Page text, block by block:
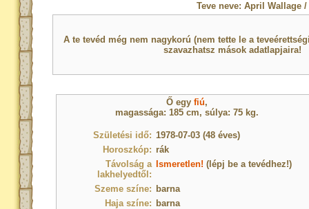
Teve neve: April Wallage
A te tevéd még nem nagykorú (nem tette le a
szavazhatsz mások adatlapjaira!
Ő egyfiú,
magassága: 185 cm, súlya: 75 kg.
Születési idő: 1978-07-03 (48 éves)
Horoszkóp: rák
Távolság a
lakhelyedtől:
Ismeretlen! (lépj be a tevédhez!)
Szeme színe: barna
Haja színe: barna